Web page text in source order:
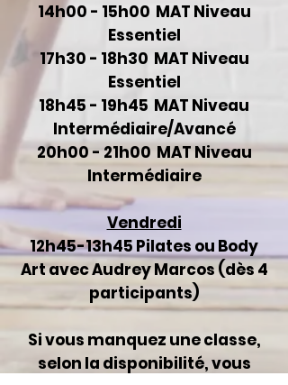
14h00 - 15h00 MAT Niveau
Essentiel
17h30 - 18h30 MAT Niveau
Essentiel
18h45 - 19h45 MAT Niveau
Intermédiaire/Avancé
20h00 - 21h00 MAT Niveau
Intermédiaire
Vendredi
12h45-13h45 Pilates ou Body
Art avec Audrey Marcos (dès 4
participants)
Si vous manquez une classe,
selon la disponibilité, vous